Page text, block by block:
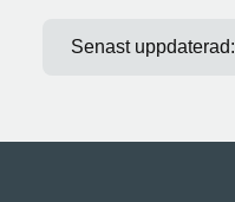
Senast uppdaterad: